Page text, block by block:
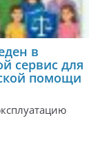
в
сервис для
помощи